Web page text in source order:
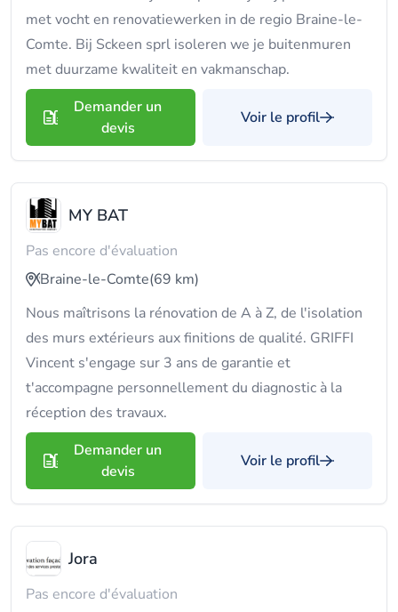
met vocht en renovatiewerken in de regio Braine-le-
Comte. Bij Sckeen sprl isoleren we je buitenmuren
met duurzame kwaliteit en vakmanschap.
Demander un
devis
Voir le profil
MY BAT
Pas encore d'évaluation
Braine-le-Comte(69 km)
Nous maîtrisons la rénovation de A à Z, de l'isolation
des murs extérieurs aux finitions de qualité. GRIFFI
Vincent s'engage sur 3 ans de garantie et
t'accompagne personnellement du diagnostic à la
réception des travaux.
Demander un
devis
Voir le profil
Jora
Pas encore d'évaluation